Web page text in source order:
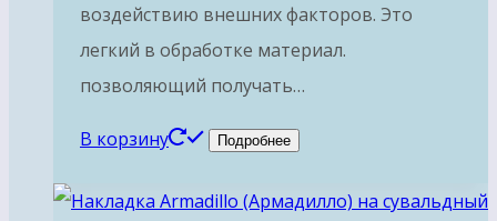
воздействию внешних факторов. Это
легкий в обработке материал.
позволяющий получать…
В корзину Подробнее